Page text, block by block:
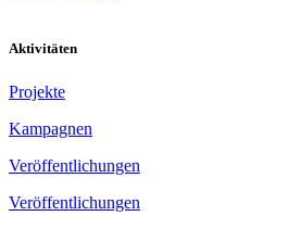
Aktivitäten
Projekte
Kampagnen
Veröffentlichungen
Veröffentlichungen